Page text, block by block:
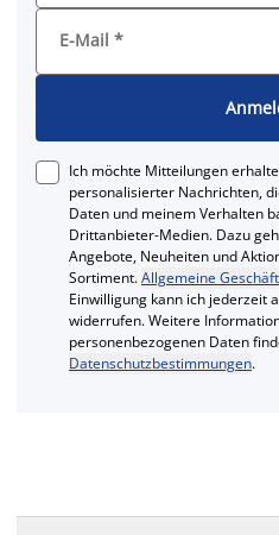
E-Mail *
Ich möchte Mitteilungen
personalisierter Nachrichten,
Daten und meinem Verhalten
Drittanbieter-Medien. Dazu
Angebote, Neuheiten und
Sortiment.Allgemeine
Einwilligung kann ich jederzeit
widerrufen. Weitere
personenbezogenen Daten
Datenschutzbestimmungen.